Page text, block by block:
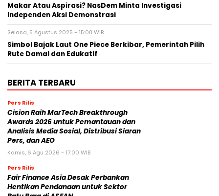
Makar Atau Aspirasi? NasDem Minta Investigasi
Independen Aksi Demonstrasi
Selasa, 5 Agustus 2025 - 15:08 WIB
Simbol Bajak Laut One Piece Berkibar, Pemerintah Pilih
Rute Damai dan Edukatif
BERITA TERBARU
Pers Rilis
Cision Raih MarTech Breakthrough
Awards 2026 untuk Pemantauan dan
Analisis Media Sosial, Distribusi Siaran
Pers, dan AEO
Kamis, 6 Agu 2026 - 17:00 WIB
Pers Rilis
Fair Finance Asia Desak Perbankan
Hentikan Pendanaan untuk Sektor